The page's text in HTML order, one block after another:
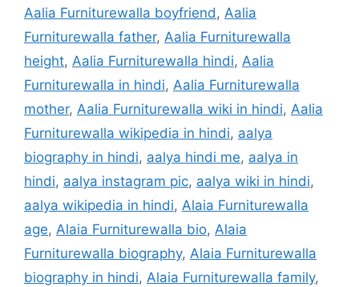
Aalia Furniturewalla boyfriend, Aalia
Furniturewalla father, Aalia Furniturewalla
height, Aalia Furniturewalla hindi, Aalia
Furniturewalla in hindi, Aalia Furniturewalla
mother, Aalia Furniturewalla wiki in hindi, Aalia
Furniturewalla wikipedia in hindi, aalya
biography in hindi, aalya hindi me, aalya in
hindi, aalya instagram pic, aalya wiki in hindi,
aalya wikipedia in hindi, Alaia Furniturewalla
age, Alaia Furniturewalla bio, Alaia
Furniturewalla biography, Alaia Furniturewalla
biography in hindi, Alaia Furniturewalla family,